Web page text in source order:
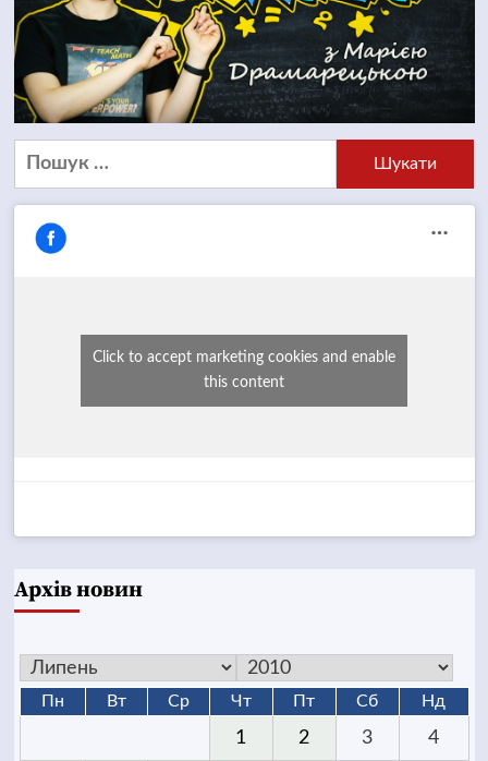
Пошук:
Click to accept marketing cookies and enable
this content
Архів новин
Пн Вт Ср Чт Пт Сб Нд
1 2 3 4